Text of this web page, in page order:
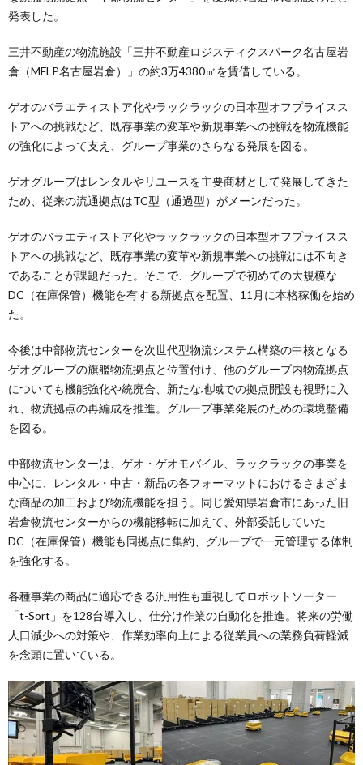
発表した。
三井不動産の物流施設「三井不動産ロジスティクスパーク名古屋岩
倉（MFLP名古屋岩倉）」の約3万4380㎡を賃借している。
ゲオのバラエティストア化やラックラックの日本型オフプライスス
トアへの挑戦など、既存事業の変革や新規事業への挑戦を物流機能
の強化によって支え、グループ事業のさらなる発展を図る。
ゲオグループはレンタルやリユースを主要商材として発展してきた
ため、従来の流通拠点はTC型（通過型）がメーンだった。
ゲオのバラエティストア化やラックラックの日本型オフプライスス
トアへの挑戦など、既存事業の変革や新規事業への挑戦には不向き
であることが課題だった。そこで、グループで初めての大規模な
DC（在庫保管）機能を有する新拠点を配置、11月に本格稼働を始め
た。
今後は中部物流センターを次世代型物流システム構築の中核となる
ゲオグループの旗艦物流拠点と位置付け、他のグループ内物流拠点
についても機能強化や統廃合、新たな地域での拠点開設も視野に入
れ、物流拠点の再編成を推進。グループ事業発展のための環境整備
を図る。
中部物流センターは、ゲオ・ゲオモバイル、ラックラックの事業を
中心に、レンタル・中古・新品の各フォーマットにおけるさまざま
な商品の加工および物流機能を担う。同じ愛知県岩倉市にあった旧
岩倉物流センターからの機能移転に加えて、外部委託していた
DC（在庫保管）機能も同拠点に集約、グループで一元管理する体制
を強化する。
各種事業の商品に適応できる汎用性も重視してロボットソーター
「t-Sort」を128台導入し、仕分け作業の自動化を推進。将来の労働
人口減少への対策や、作業効率向上による従業員への業務負荷軽減
を念頭に置いている。